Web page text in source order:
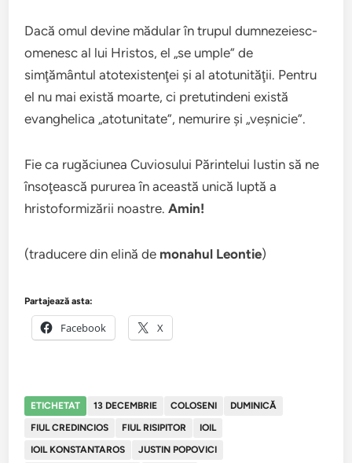
Dacă omul devine mădular în trupul dumnezeiesc-
omenesc al lui Hristos, el „se umple” de
simţământul atotexistenţei şi al atotunităţii. Pentru
el nu mai există moarte, ci pretutindeni există
evanghelica „atotunitate”, nemurire şi „veşnicie”.
Fie ca rugăciunea Cuviosului Părintelui Iustin să ne
însoţească pururea în această unică luptă a
hristoformizării noastre.Amin!
(traducere din elină de monahul Leontie)
Partajează asta:
Facebook X
ETICHETAT 13 DECEMBRIE COLOSENI
DUMINICĂ
FIUL CREDINCIOS
FIUL RISIPITOR
IOIL
IOIL KONSTANTAROS
JUSTIN POPOVICI